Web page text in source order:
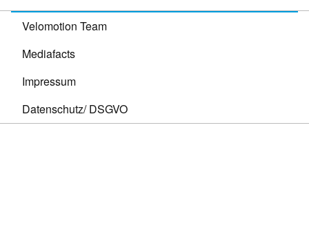
Velomotion Team
Mediafacts
Impressum
Datenschutz/ DSGVO